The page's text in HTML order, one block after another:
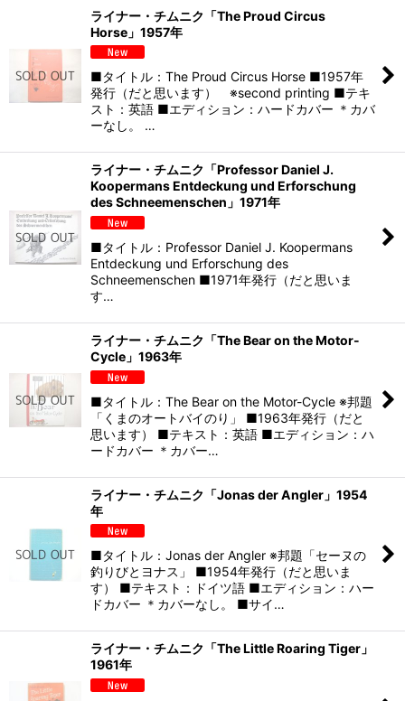
ライナー・チムニク「The Proud Circus
Horse」1957年
■タイトル：The Proud Circus Horse ■1957年
発行（だと思います） ※second printing ■テキ
スト：英語 ■エディション：ハードカバー ＊カバ
ーなし。 …
ライナー・チムニク「Professor Daniel J.
Koopermans Entdeckung und Erforschung
des Schneemenschen」1971年
■タイトル：Professor Daniel J. Koopermans
Entdeckung und Erforschung des
Schneemenschen ■1971年発行（だと思いま
す…
ライナー・チムニク「The Bear on the Motor-
Cycle」1963年
■タイトル：The Bear on the Motor-Cycle ※邦題
「くまのオートバイのり」 ■1963年発行（だと
思います） ■テキスト：英語 ■エディション：ハ
ードカバー ＊カバー…
ライナー・チムニク「Jonas der Angler」1954
年
■タイトル：Jonas der Angler ※邦題「セーヌの
釣りびとヨナス」 ■1954年発行（だと思いま
す） ■テキスト：ドイツ語 ■エディション：ハー
ドカバー ＊カバーなし。 ■サイ…
ライナー・チムニク「The Little Roaring Tiger」
1961年